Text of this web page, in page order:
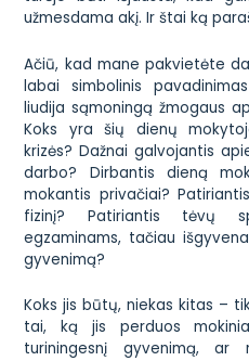
užmesdama akį. Ir štai ką
Ačiū, kad mane pakvietėte
labai simbolinis
liudija sąmoningą žmogaus
Koks yra šių dienų
krizės? Dažnai galvojantis
darbo? Dirbantis dieną
mokantis privačiai?
fizinį? Patiriantis tėvų
egzaminams, tačiau
gyvenimą?
Koks jis būtų, niekas kitas –
tai, ką jis perduos
turiningesnį gyvenimą,